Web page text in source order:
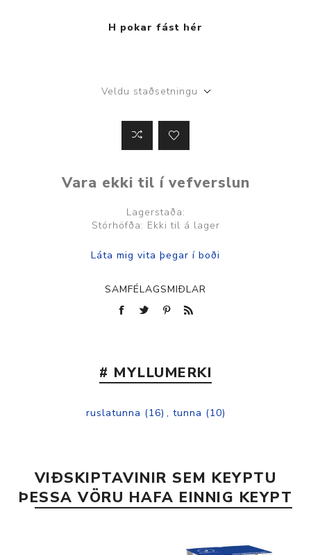
H pokar fást hér
Veldu staðsetningu
Vara ekki til í vefverslun
Lagerstaða:
Stórhöfða: Ekki til á lager
SAMFÉLAGSMIÐLAR
# MYLLUMERKI
ruslatunna (16) , tunna (10)
VIÐSKIPTAVINIR SEM KEYPTU
ÞESSA VÖRU HAFA EINNIG KEYPT